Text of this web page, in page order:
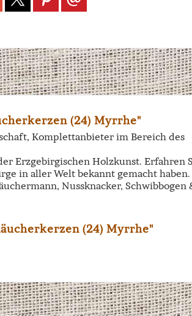
(24) Myrrhe"
Komplettanbieter im Bereich des
Erzgebirgischen Holzkunst. Erfahren
in aller Welt bekannt gemacht haben.
Nussknacker, Schwibbogen
(24) Myrrhe"